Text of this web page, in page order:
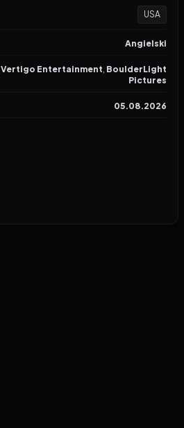
USA
Angielski
Vertigo Entertainment, BoulderLight
Pictures
05.08.2026